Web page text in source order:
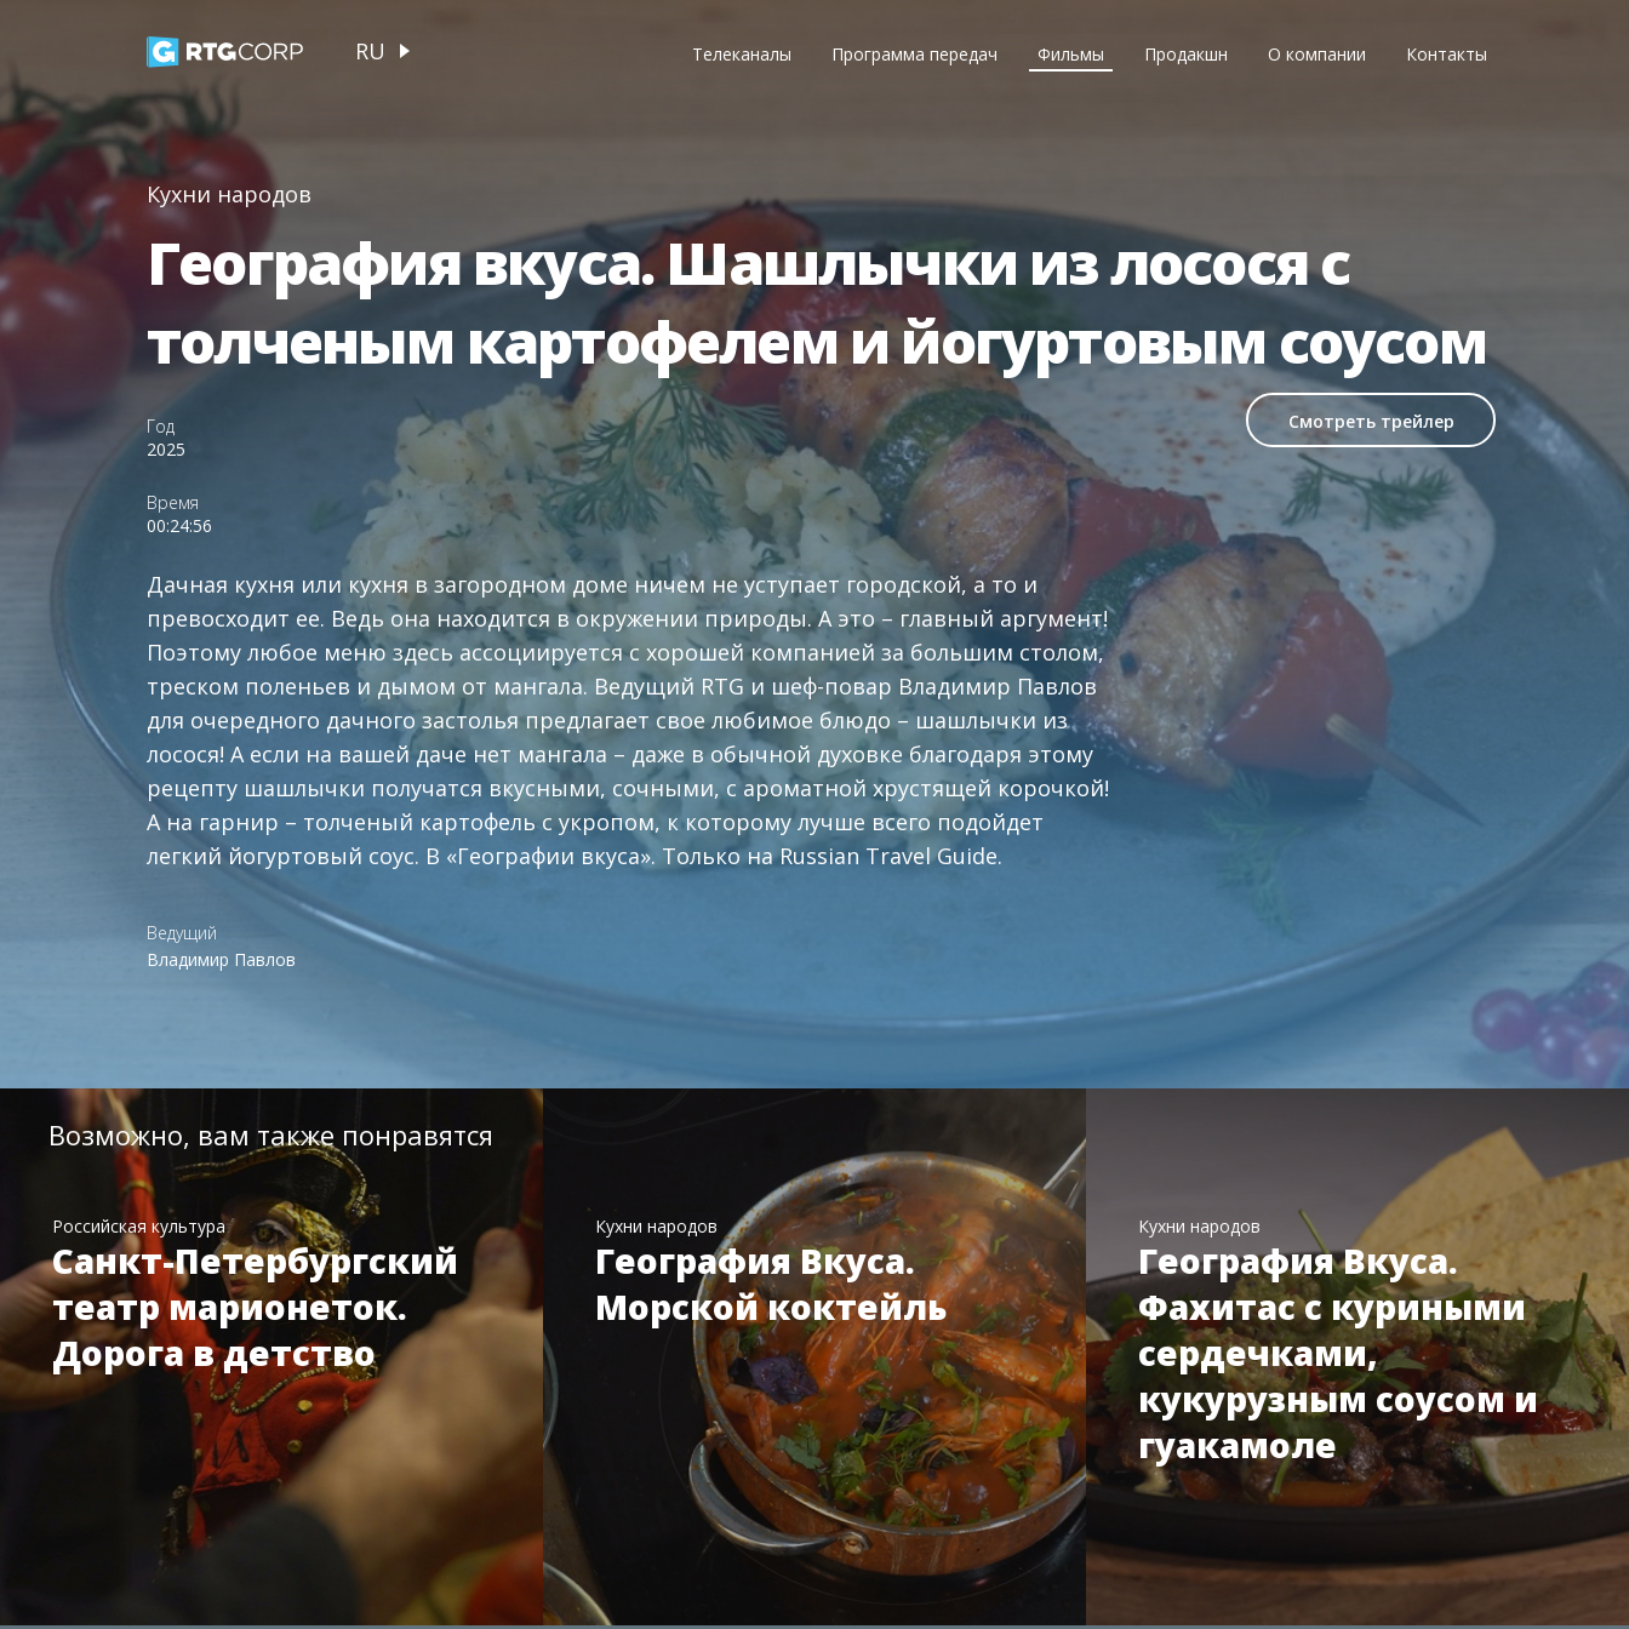
RU Телеканалы Программа передач Фильмы Продакшн О компании Контакты
Кухни народов
География вкуса. Шашлычки из лосося с
толченым картофелем и йогуртовым соусом
Смотреть трейлер
Год
2025
Время
00:24:56
Дачная кухня или кухня в загородном доме ничем не уступает городской, а то и
превосходит ее. Ведь она находится в окружении природы. А это – главный аргумент!
Поэтому любое меню здесь ассоциируется с хорошей компанией за большим столом,
треском поленьев и дымом от мангала. Ведущий RTG и шеф-повар Владимир Павлов
для очередного дачного застолья предлагает свое любимое блюдо – шашлычки из
лосося! А если на вашей даче нет мангала – даже в обычной духовке благодаря этому
рецепту шашлычки получатся вкусными, сочными, с ароматной хрустящей корочкой!
А на гарнир – толченый картофель с укропом, к которому лучше всего подойдет
легкий йогуртовый соус. В «Географии вкуса». Только на Russian Travel Guide.
Ведущий
Владимир Павлов
Возможно, вам также понравятся
Российская культура
Санкт-Петербургский
театр марионеток.
Дорога в детство
Кухни народов
География Вкуса.
Морской коктейль
Кухни народов
География Вкуса.
Фахитас с куриными
сердечками,
кукурузным соусом и
гуакамоле